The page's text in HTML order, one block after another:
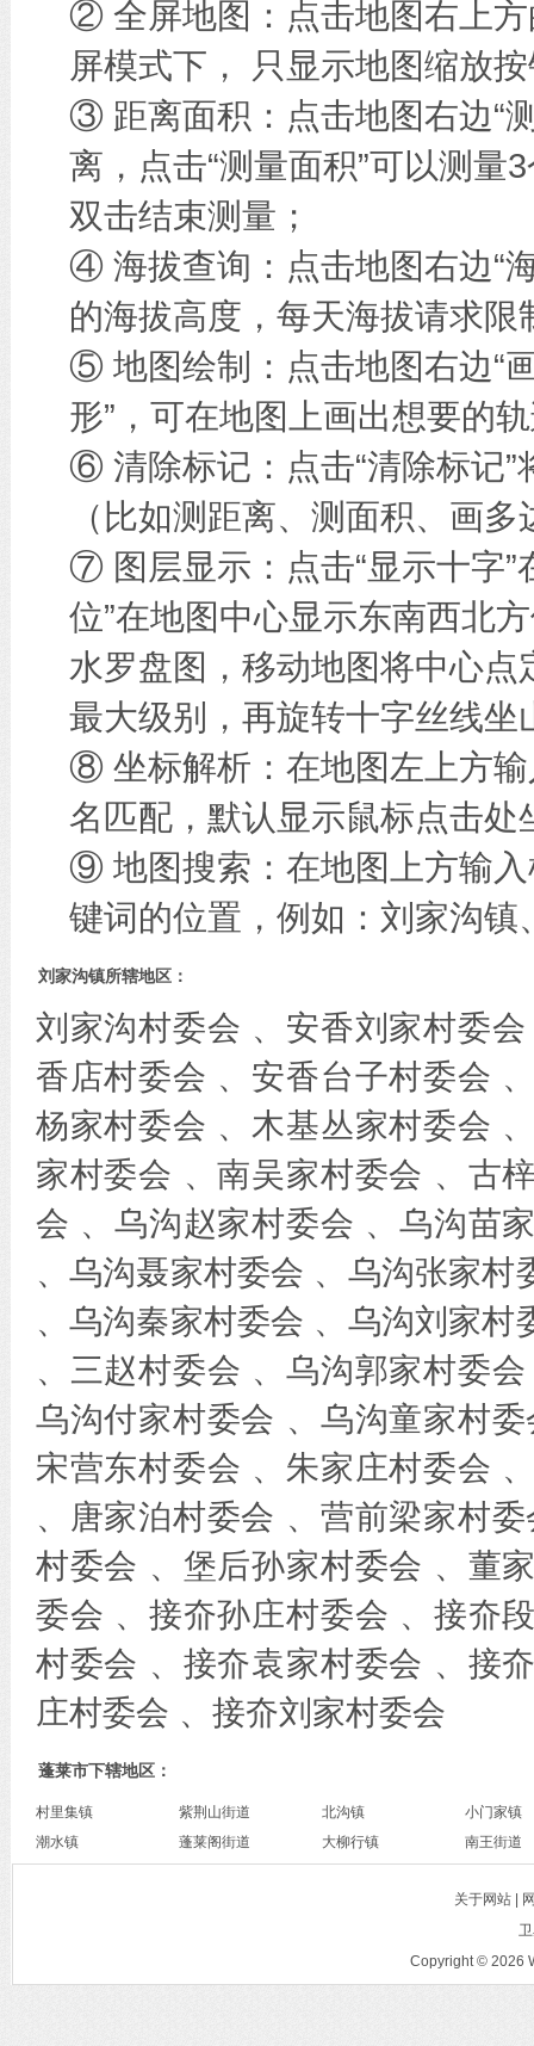
② 全屏地图：点击地图右上方
屏模式下， 只显示地图缩放
③ 距离面积：点击地图右边“
离，点击“测量面积”可以测量
双击结束测量；
④ 海拔查询：点击地图右边“
的海拔高度，每天海拔请求
⑤ 地图绘制：点击地图右边“画
形”，可在地图上画出想要的
⑥ 清除标记：点击“清除标记
（比如测距离、测面积、画多
⑦ 图层显示：点击“显示十字”
位”在地图中心显示东南西北
水罗盘图，移动地图将中心
最大级别，再旋转十字丝线坐
⑧ 坐标解析：在地图左上方
名匹配，默认显示鼠标点击处
⑨ 地图搜索：在地图上方输
键词的位置，例如：刘家沟
刘家沟镇所辖地区：
刘家沟村委会 、安香刘家村委
香店村委会 、安香台子村委会
杨家村委会 、木基丛家村委会
家村委会 、南吴家村委会 、古
会 、乌沟赵家村委会 、乌沟苗
、乌沟聂家村委会 、乌沟张家
、乌沟秦家村委会 、乌沟刘家
、三赵村委会 、乌沟郭家村委
乌沟付家村委会 、乌沟童家村
宋营东村委会 、朱家庄村委会
、唐家泊村委会 、营前梁家村
村委会 、堡后孙家村委会 、董
委会 、接夼孙庄村委会 、接夼
村委会 、接夼袁家村委会 、接
庄村委会 、接夼刘家村委会
蓬莱市下辖地区：
村里集镇 紫荆山街道 北沟镇
小门家镇
潮水镇
蓬莱阁街道 大柳行镇 南王街道
关于网站 |
Copyright © 2026